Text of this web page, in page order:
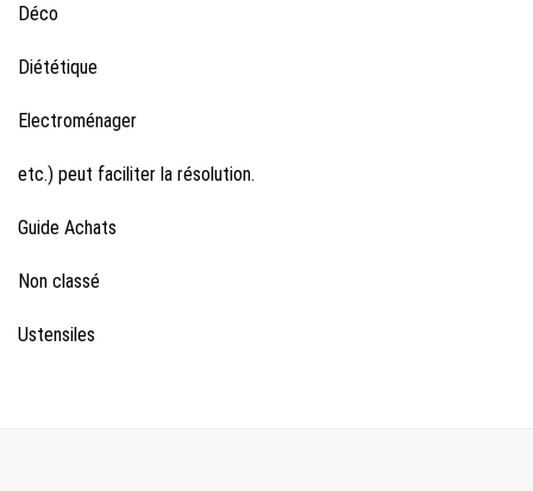
Déco
Diététique
Electroménager
etc.) peut faciliter la résolution.
Guide Achats
Non classé
Ustensiles